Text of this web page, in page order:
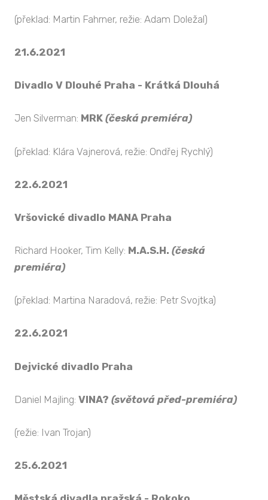
(překlad: Martin Fahrner, režie: Adam Doležal)
21.6.2021
Divadlo V Dlouhé Praha - Krátká Dlouhá
Jen Silverman: MRK (česká premiéra)
(překlad: Klára Vajnerová, režie: Ondřej Rychlý)
22.6.2021
Vršovické divadlo MANA Praha
Richard Hooker, Tim Kelly: M.A.S.H. (česká
premiéra)
(překlad: Martina Naradová, režie: Petr Svojtka)
22.6.2021
Dejvické divadlo Praha
Daniel Majling: VINA? (světová před-premiéra)
(režie: Ivan Trojan)
25.6.2021